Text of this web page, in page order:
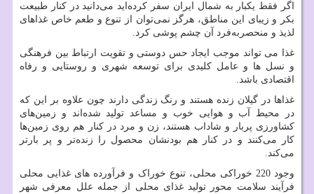
اگر فقط یکبار به شمال ایران سفر کرده‌اید می‌دانید در کنار طبیعت
بکر و زیبای این مناطق، هرگز نمی‌توان از تنوع و طعم خاص غذا‌های
لذیذ و منحصر‌به‌فرد آن چشم پوشی کرد.
غذا می تواند موجب ایجاد حس دوستی و تقویت ارتباط بین فرهنگی
و نسل ها و عامل کلیدی برای توسعه شهری و روستایی و رفاه
اقتصادی باشد.
غذاها در گیلان زنده هستند و رنگ زندگی دارند چون علاوه بر این ‌که
در محیط آب و هوایی خوب و مساعد تولید شده‌اند و ‌زمین‌های
کشاورزی پربار و شاداب هستند، زن و مرد در کنار هم روی زمین‌ها
کار می‌کنند و در کنار هم بودنشان محصول را زنده‌تر و پر بارتر
می‌کند.
وجود 220 خوراکی محلی، تنوع خوراک و فرآورده های غذایی محلی
فرآیند سلامت محور تولید غذای محلی از جمله علل معرفی شهر